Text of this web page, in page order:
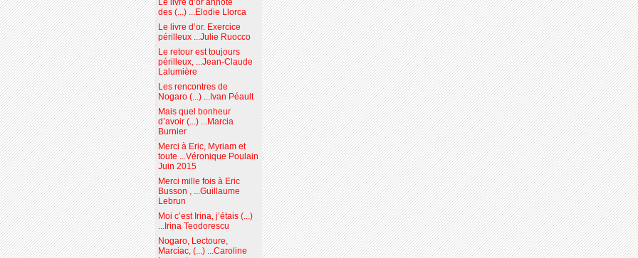
Le livre d’or annoté
des (...) ...Elodie Llorca
Le livre d’or. Exercice
périlleux ...Julie Ruocco
Le retour est toujours
périlleux, ...Jean-Claude
Lalumière
Les rencontres de
Nogaro (...) ...Ivan Péault
Mais quel bonheur
d’avoir (...) ...Marcia
Burnier
Merci à Eric, Myriam et
toute ...Véronique Poulain
Juin 2015
Merci mille fois à Eric
Busson , ...Guillaume
Lebrun
Moi c’est Irina, j’étais (...)
...Irina Teodorescu
Nogaro, Lectoure,
Marciac, (...) ...Caroline